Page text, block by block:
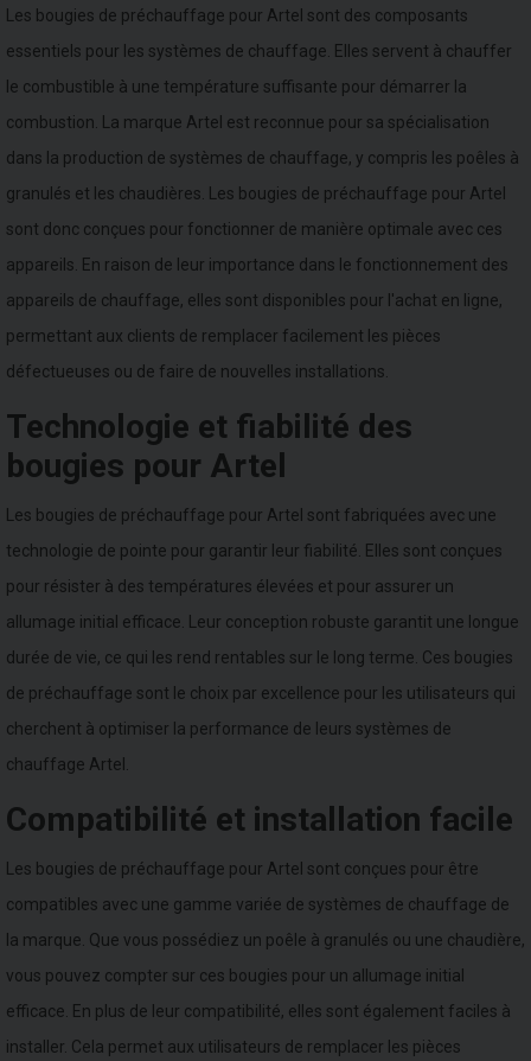
Les bougies de préchauffage pour Artel sont des composants
essentiels pour les systèmes de chauffage. Elles servent à chauffer
le combustible à une température suffisante pour démarrer la
combustion. La marque Artel est reconnue pour sa spécialisation
dans la production de systèmes de chauffage, y compris les poêles à
granulés et les chaudières. Les bougies de préchauffage pour Artel
sont donc conçues pour fonctionner de manière optimale avec ces
appareils. En raison de leur importance dans le fonctionnement des
appareils de chauffage, elles sont disponibles pour l'achat en ligne,
permettant aux clients de remplacer facilement les pièces
défectueuses ou de faire de nouvelles installations.
Technologie et fiabilité des
bougies pour Artel
Les bougies de préchauffage pour Artel sont fabriquées avec une
technologie de pointe pour garantir leur fiabilité. Elles sont conçues
pour résister à des températures élevées et pour assurer un
allumage initial efficace. Leur conception robuste garantit une longue
durée de vie, ce qui les rend rentables sur le long terme. Ces bougies
de préchauffage sont le choix par excellence pour les utilisateurs qui
cherchent à optimiser la performance de leurs systèmes de
chauffage Artel.
Compatibilité et installation facile
Les bougies de préchauffage pour Artel sont conçues pour être
compatibles avec une gamme variée de systèmes de chauffage de
la marque. Que vous possédiez un poêle à granulés ou une chaudière,
vous pouvez compter sur ces bougies pour un allumage initial
efficace. En plus de leur compatibilité, elles sont également faciles à
installer. Cela permet aux utilisateurs de remplacer les pièces